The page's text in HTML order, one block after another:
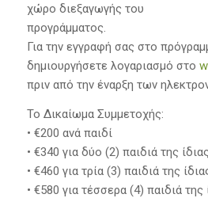
χώρο διεξαγωγής του
προγράμματος.
Για την εγγραφή σας στο
δημιουργήσετε λογαριασμό στο
πριν από την έναρξη των
Το Δικαίωμα Συμμετοχής:
• €200 ανά παιδί
• €340 για δύο (2) παιδιά της
• €460 για τρία (3) παιδιά της
• €580 για τέσσερα (4) παιδιά της